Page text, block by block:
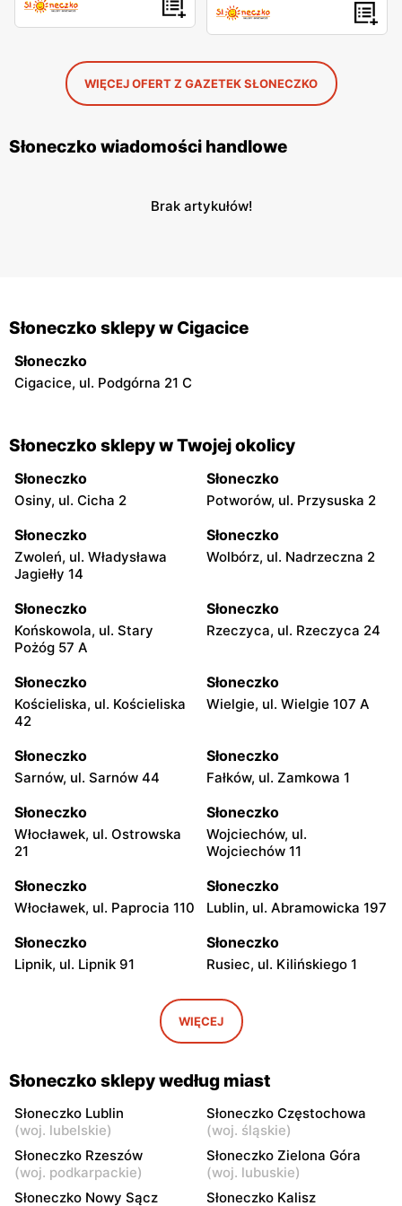
WIĘCEJ OFERT Z GAZETEK SŁONECZKO
Słoneczko wiadomości handlowe
Brak artykułów!
Słoneczko sklepy w Cigacice
Słoneczko
Cigacice, ul. Podgórna 21 C
Słoneczko sklepy w Twojej okolicy
Słoneczko
Osiny, ul. Cicha 2
Słoneczko
Potworów, ul. Przysuska 2
Słoneczko
Zwoleń, ul. Władysława
Jagiełły 14
Słoneczko
Wolbórz, ul. Nadrzeczna 2
Słoneczko
Końskowola, ul. Stary
Pożóg 57 A
Słoneczko
Rzeczyca, ul. Rzeczyca 24
Słoneczko
Kościeliska, ul. Kościeliska
42
Słoneczko
Wielgie, ul. Wielgie 107 A
Słoneczko
Sarnów, ul. Sarnów 44
Słoneczko
Fałków, ul. Zamkowa 1
Słoneczko
Włocławek, ul. Ostrowska
21
Słoneczko
Wojciechów, ul.
Wojciechów 11
Słoneczko
Włocławek, ul. Paprocia 110
Słoneczko
Lublin, ul. Abramowicka 197
Słoneczko
Lipnik, ul. Lipnik 91
Słoneczko
Rusiec, ul. Kilińskiego 1
Wola Wiązowa, ul. Wola
Słoneczko
Dworszowice Pakoszowe,
ul. Długa 25
Słoneczko
Kiełczygłów, ul. Tysiąclecia
13
Słoneczko
Klimontów, ul. Rynek 20
Słoneczko
Siemkowice, ul. Szkolna 12
Słoneczko
Osjaków, ul. Rynek 4
WIĘCEJ
Słoneczko sklepy według miast
Słoneczko Lublin
(woj. lubelskie)
Słoneczko Częstochowa
(woj. śląskie)
Słoneczko Rzeszów
(woj. podkarpackie)
Słoneczko Zielona Góra
(woj. lubuskie)
Słoneczko Nowy Sącz
Słoneczko Kalisz